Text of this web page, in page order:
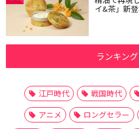
イ&茶」新
ランキン
江戸時代 戦国時代
アニメ
ロングセラー